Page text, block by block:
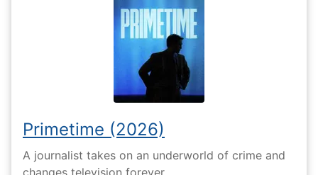
Primetime (2026)
A journalist takes on an underworld of crime and